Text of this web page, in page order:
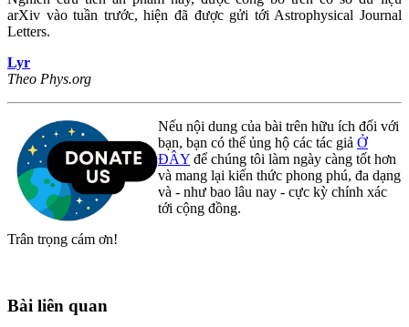
arXiv vào tuần trước, hiện đã được gửi tới Astrophysical Journal
Letters.
Lyr
Theo Phys.org
Nếu nội dung của bài trên hữu ích đối với
bạn, bạn có thể ủng hộ các tác giả Ở
ĐÂY để chúng tôi làm ngày càng tốt hơn
và mang lại kiến thức phong phú, đa dạng
và - như bao lâu nay - cực kỳ chính xác
tới cộng đồng.
Trân trọng cám ơn!
Bài liên quan